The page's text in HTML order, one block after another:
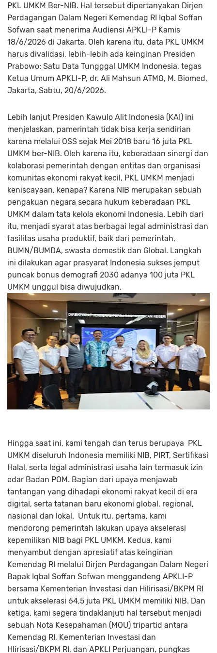
PKL UMKM Ber-NIB. Hal tersebut dipertanyakan Dirjen
Perdagangan Dalam Negeri Kemendag RI Iqbal Soffan
Sofwan saat menerima Audiensi APKLI-P Kamis
18/6/2026 di Jakarta. Oleh karena itu, data PKL UMKM
harus divalidasi, lebih-lebih ada keinginan Presiden
Prabowo: Satu Data Tungggal UMKM Indonesia, tegas
Ketua Umum APKLI-P, dr. Ali Mahsun ATMO, M. Biomed,
Jakarta, Sabtu, 20/6/2026.
Lebih lanjut Presiden Kawulo Alit Indonesia (KAI) ini
menjelaskan, pamerintah tidak bisa kerja sendirian
karena melalui OSS sejak Mei 2018 baru 16 juta PKL
UMKM ber-NIB. Oleh karena itu, keberadaan sinergi dan
kolaborasi pemerintah dengan entitas dan organisasi
komunitas ekonomi rakyat kecil, PKL UMKM menjadi
keniscayaan, kenapa? Karena NIB merupakan sebuah
pengakuan negara secara hukum keberadaan PKL
UMKM dalam tata kelola ekonomi Indonesia. Lebih dari
itu, menjadi syarat atas berbagai legal administrasi dan
fasilitas usaha produktif, baik dari pemerintah,
BUMN/BUMDA, swasta domestik dan Global. Langkah
ini dilakukan agar prasyarat Indonesia sukses jemput
puncak bonus demografi 2030 adanya 100 juta PKL
UMKM unggul bisa diwujudkan.
Hingga saat ini, kami tengah dan terus berupaya PKL
UMKM diseluruh Indonesia memiliki NIB, PIRT, Sertifikasi
Halal, serta legal administrasi usaha lain termasuk izin
edar Badan POM. Bagian dari upaya menjawab
tantangan yang dihadapi ekonomi rakyat kecil di era
digital, serta tatanan baru ekonomi global, regional,
nasional dan lokal. Untuk itu, pertama, kami
mendorong pemerintah lakukan upaya akselerasi
kepemilikan NIB bagi PKL UMKM. Kedua, kami
menyambut dengan apresiatif atas keinginan
Kemendag RI melalui Dirjen Perdagangan Dalam Negeri
Bapak Iqbal Soffan Sofwan menggandeng APKLI-P
bersama Kementerian Investasi dan Hilirisasi/BKPM RI
untuk akselerasi 64,5 juta PKL UMKM memiliki NIB. Dan
ketiga, kami segera tindaklanjuti hal tersebut menjadi
sebuah Nota Kesepahaman (MOU) tripartid antara
Kemendag RI, Kementerian Investasi dan
Hlirisasi/BKPM RI, dan APKLI Perjuangan, pungkas